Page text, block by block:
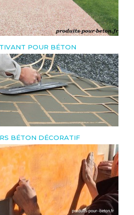
POUR BÉTON
BÉTON DÉCORATIF